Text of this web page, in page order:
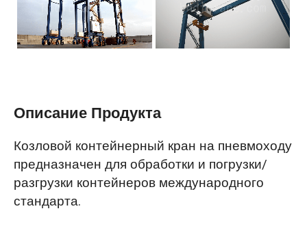
Описание Продукта
Козловой контейнерный кран на пневмоходу
предназначен для обработки и погрузки/
разгрузки контейнеров международного
стандарта.